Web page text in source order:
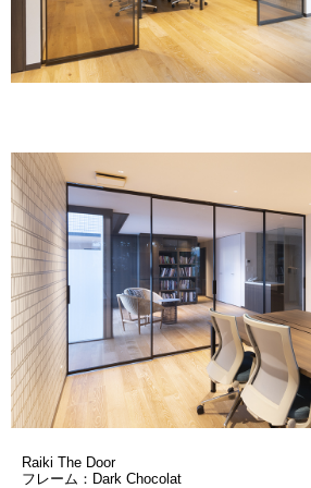
Raiki The Door
フレーム：Dark Chocolat